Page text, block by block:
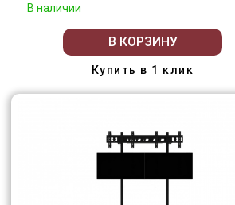
В наличии
В КОРЗИНУ
Купить в 1 клик